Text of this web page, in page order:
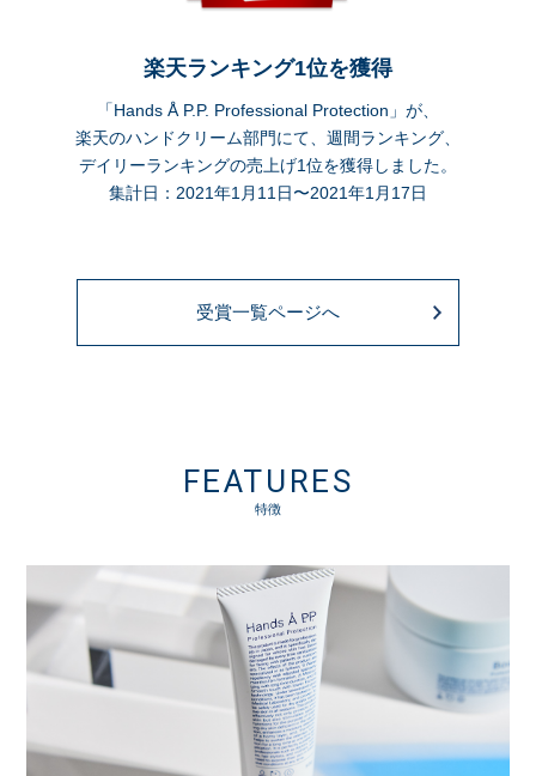
楽天ランキング1位を獲得
「Hands Å P.P. Professional Protection」が、
楽天のハンドクリーム部門にて、週間ランキング、
デイリーランキングの売上げ1位を獲得しました。
集計日：2021年1月11日〜2021年1月17日
受賞一覧ページへ
FEATURES
特徴